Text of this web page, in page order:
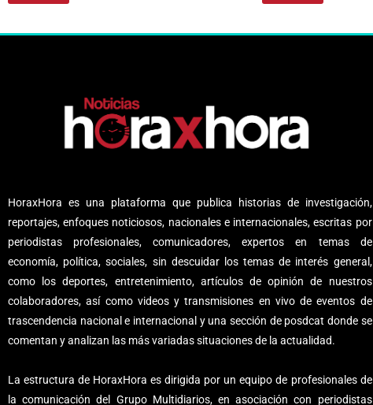
HoraxHora es una plataforma que publica historias de investigación,
reportajes, enfoques noticiosos, nacionales e internacionales, escritas por
periodistas profesionales, comunicadores, expertos en temas de
economía, política, sociales, sin descuidar los temas de interés general,
como los deportes, entretenimiento, artículos de opinión de nuestros
colaboradores, así como videos y transmisiones en vivo de eventos de
trascendencia nacional e internacional y una sección de posdcat donde se
comentan y analizan las más variadas situaciones de la actualidad.
La estructura de HoraxHora es dirigida por un equipo de profesionales de
la comunicación del Grupo Multidiarios, en asociación con periodistas